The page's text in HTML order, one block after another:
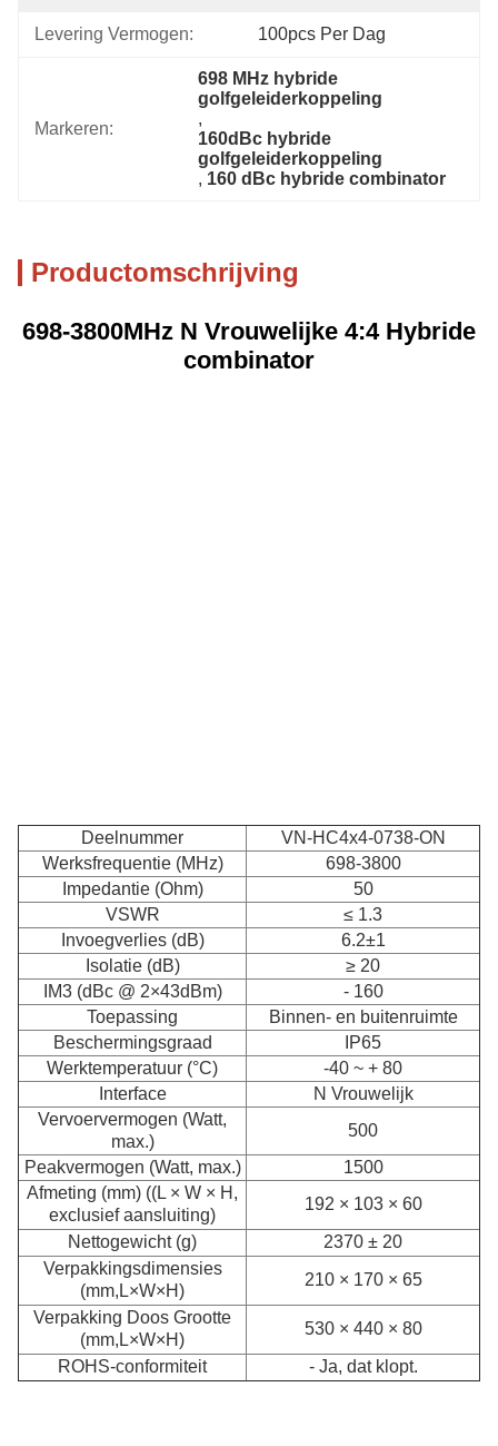
Levering Vermogen: 100pcs Per Dag
Markeren:
698 MHz hybride
golfgeleiderkoppeling
,
160dBc hybride
golfgeleiderkoppeling
, 160 dBc hybride combinator
Productomschrijving
698-3800MHz N Vrouwelijke 4:4 Hybride
combinator
Deelnummer
VN-HC4x4-0738-ON
Werksfrequentie (MHz)
698-3800
Impedantie (Ohm)
50
VSWR
≤ 1.3
Invoegverlies (dB)
6.2±1
Isolatie (dB)
≥ 20
IM3 (dBc @ 2×43dBm)
- 160
Toepassing
Binnen- en buitenruimte
Beschermingsgraad
IP65
Werktemperatuur (°C)
-40 ~ + 80
Interface
N Vrouwelijk
Vervoervermogen (Watt,
max.)
500
Peakvermogen (Watt, max.)
1500
Afmeting (mm) ((L × W × H,
exclusief aansluiting)
192 × 103 × 60
Nettogewicht (g)
2370 ± 20
Verpakkingsdimensies
(mm,L×W×H)
210 × 170 × 65
Verpakking Doos Grootte
(mm,L×W×H)
530 × 440 × 80
ROHS-conformiteit
- Ja, dat klopt.